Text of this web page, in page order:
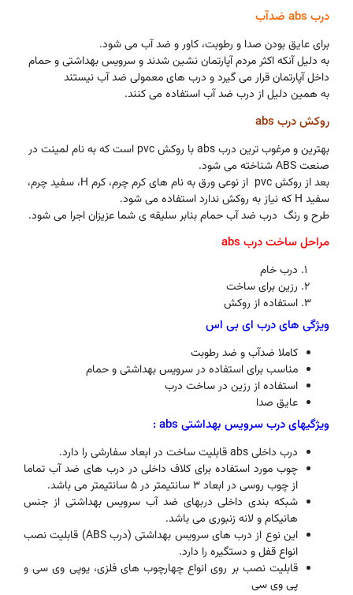
درب abs ضدآب
برای عایق بودن صدا و رطوبت، کاور و ضد آب می شود.
به دلیل آنکه اکثر مردم آپارتمان نشین شدند و سرویس بهداشتی و حمام
داخل آپارتمان قرار می گیرد و درب های معمولی ضد آب نیستند
به همین دلیل از درب ضد آب استفاده می کنند.
روکش درب abs
بهترین و مرغوب ترین درب abs با روکش pvc است که به نام لمینت در
صنعت ABS شناخته می شود.
بعد از روکش pvc از نوعی ورق به نام های کرم چرم، کرم H، سفید چرم،
سفید H که نیاز به روکش ندارد استفاده می شود.
طرح و رنگ درب ضد آب حمام بنابر سلیقه ی شما عزیزان اجرا می شود.
مراحل ساخت درب abs
درب خام
رزین برای ساخت
استفاده از روکش
ویژگی های درب ای بی اس
کاملا ضدآب و ضد رطوبت
مناسب برای استفاده در سرویس بهداشتی و حمام
استفاده از رزین در ساخت درب
عایق صدا
ویژگیهای درب سرویس بهداشتی abs :
درب داخلی abs قابلیت ساخت در ابعاد سفارشی را دارد.
چوب مورد استفاده برای کلاف داخلی در درب های ضد آب تماما
از چوب روسی در ابعاد 3 سانتیمتر در 5 سانتیمتر می باشد.
شبکه بندی داخلی دربهای ضد آب سرویس بهداشتی از جنس
هانیکام و لانه زنبوری می باشد.
این نوع از درب های سرویس بهداشتی (درب ABS) قابلیت نصب
انواع قفل و دستگیره را دارد.
قابلیت نصب بر روی انواع چهارچوب های فلزی، یوپی وی سی و
پی وی سی